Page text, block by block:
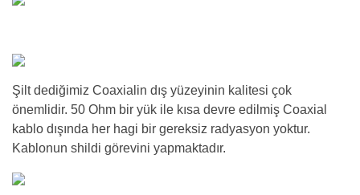
Şilt dediğimiz Coaxialin dış yüzeyinin kalitesi çok
önemlidir. 50 Ohm bir yük ile kısa devre edilmiş Coaxial
kablo dışında her hagi bir gereksiz radyasyon yoktur.
Kablonun shildi görevini yapmaktadır.